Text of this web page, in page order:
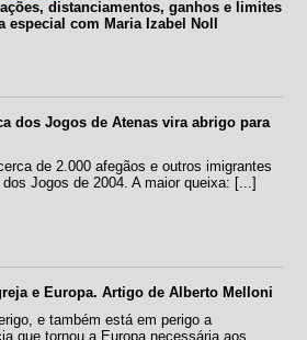
distanciamentos, ganhos e limites
especial com Maria Izabel Noll
dos Jogos de Atenas vira abrigo para
de 2.000 afegãos e outros imigrantes
Jogos de 2004. A maior queixa: [...]
e Europa. Artigo de Alberto Melloni
e também está em perigo a
que tornou a Europa necessária aos